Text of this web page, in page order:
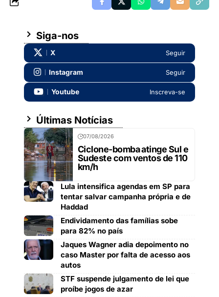
Siga-nos
X Seguir
Instagram Seguir
Youtube Inscreva-se
Últimas Notícias
07/08/2026
Ciclone-bomba atinge Sul e
Sudeste com ventos de 110
km/h
Lula intensifica agendas em SP para
tentar salvar campanha própria e de
Haddad
Endividamento das famílias sobe
para 82% no país
Jaques Wagner adia depoimento no
caso Master por falta de acesso aos
autos
STF suspende julgamento de lei que
proíbe jogos de azar